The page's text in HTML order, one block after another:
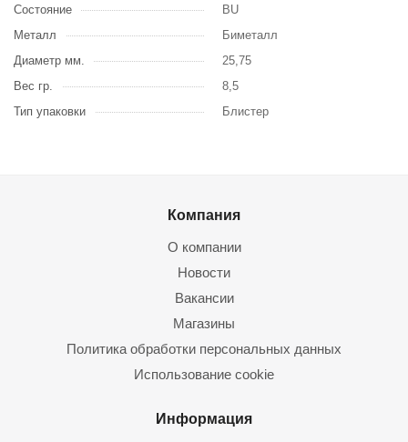
Состояние
BU
Металл
Биметалл
Диаметр мм.
25,75
Вес гр.
8,5
Тип упаковки
Блистер
Компания
О компании
Новости
Вакансии
Магазины
Политика обработки персональных данных
Использование cookie
Информация